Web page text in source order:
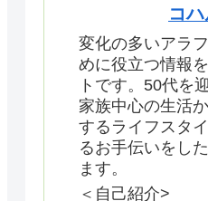
コ
変化の多いアラ
めに役立つ情報
トです。50代を
家族中心の生活
するライフスタ
るお手伝いをし
ます。
＜自己紹介>